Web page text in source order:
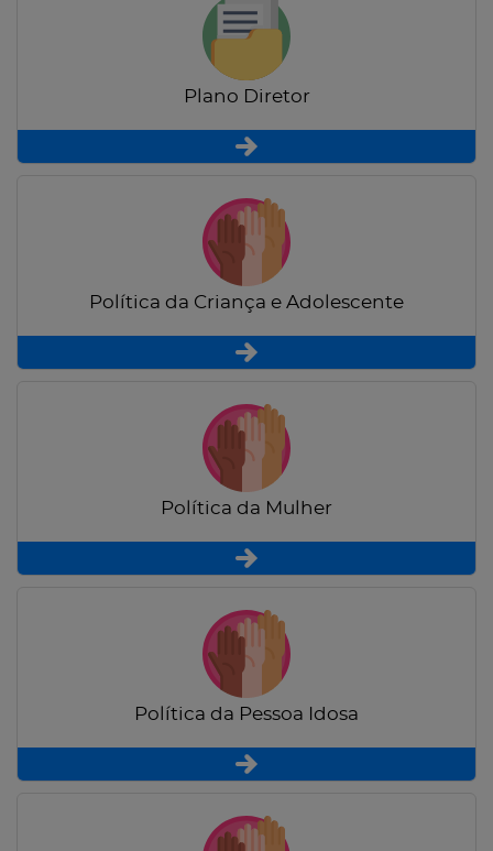
Plano Diretor
Política da Criança e Adolescente
Política da Mulher
Política da Pessoa Idosa